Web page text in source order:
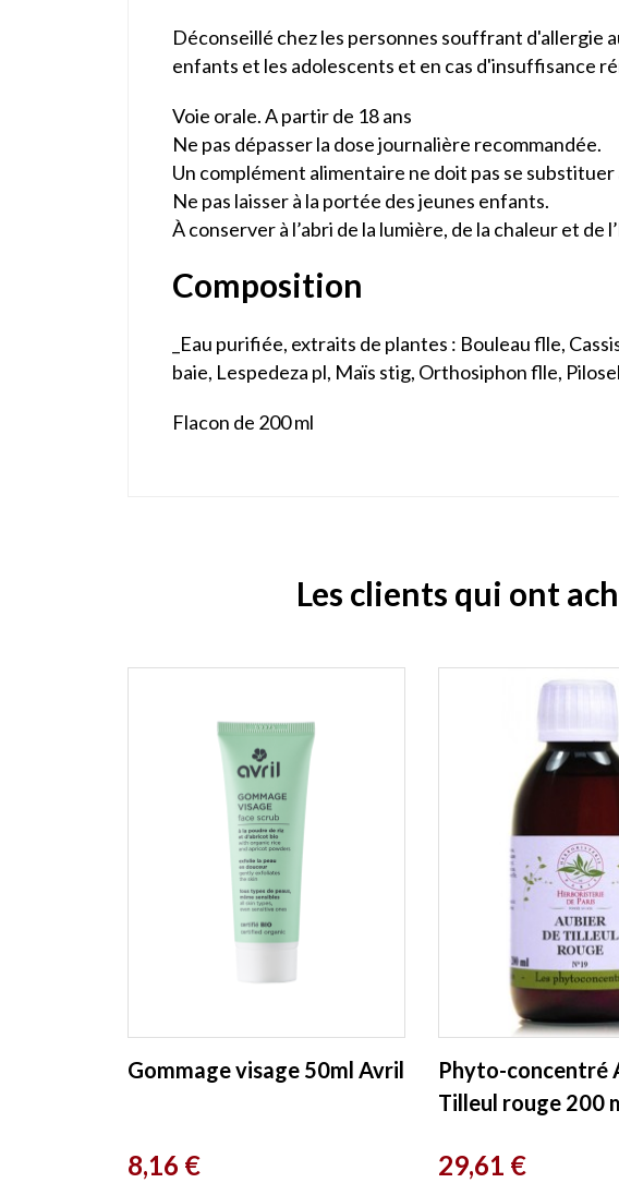
Déconseillé chez les personnes souffrant d'allergie
enfants et les adolescents et en cas d'insuffisance
Voie orale. A partir de 18 ans
Ne pas dépasser la dose journalière recommandée.
Un complément alimentaire ne doit pas se
Ne pas laisser à la portée des jeunes enfants.
À conserver à l’abri de la lumière, de la chaleur et de
Composition
_Eau purifiée, extraits de plantes : Bouleau flle,
baie, Lespedeza pl, Maïs stig, Orthosiphon flle,
Flacon de 200 ml
Les clients qui ont
Gommage visage 50ml Avril
Prix
8,16 €
Phyto-concentré
Tilleul rouge 200
Prix
29,61 €